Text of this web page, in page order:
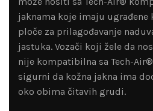
jaknama koje imaju ugrađene
ploče za prilagođavanje
jastuka. Vozači koji žele da
nije kompatibilna sa Tech-
sigurni da kožna jakna ima
oko obima čitavih grudi.